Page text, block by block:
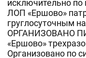
исключительно по
ЛОП «Ершово»
груглосуточным
ОРГАНИЗОВАНО
«Ершово»
Организовано по